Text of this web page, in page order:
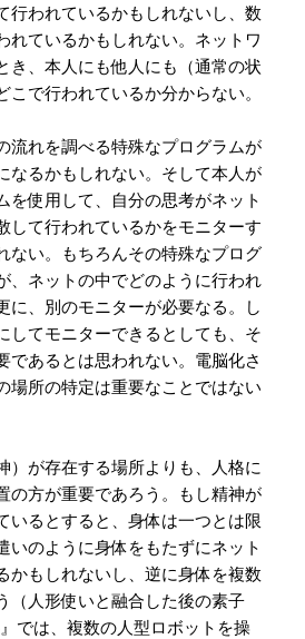
行われているかもしれないし、数
れているかもしれない。ネットワ
き、本人にも他人にも（通常の状
で行われているか分からない。
流れを調べる特殊なプログラムが
なるかもしれない。そして本人が
を使用して、自分の思考がネット
して行われているかをモニターす
ない。もちろんその特殊なプログ
、ネットの中でどのように行われ
に、別のモニターが必要なる。し
してモニターできるとしても、そ
であるとは思われない。電脳化さ
場所の特定は重要なことではない
）が存在する場所よりも、人格に
の方が重要であろう。もし精神が
いるとすると、身体は一つとは限
いのように身体をもたずにネット
かもしれないし、逆に身体を複数
（人形使いと融合した後の素子
』では、複数の人型ロボットを操